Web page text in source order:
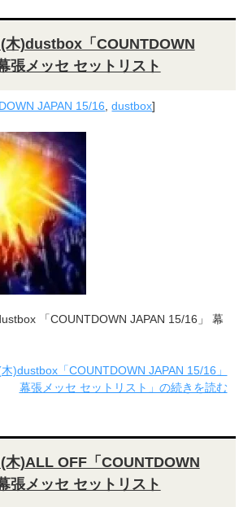
木)dustbox「COUNTDOWN
張メッセ セットリスト
JAPAN 15/16 ,dustbox]
「COUNTDOWN JAPAN 15/16」 幕
)dustbox「COUNTDOWN JAPAN 15/16」
幕張メッセ セットリスト」の続きを読む
木)ALL OFF「COUNTDOWN
張メッセ セットリスト